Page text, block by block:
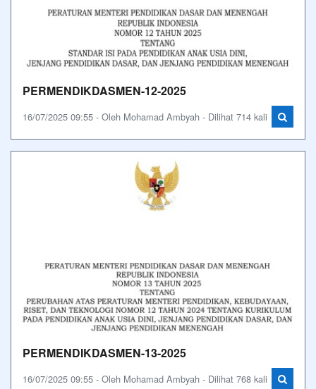
PERMENDIKDASMEN-12-2025
16/07/2025 09:55 - Oleh Mohamad Ambyah - Dilihat 714 kali
PERMENDIKDASMEN-13-2025
16/07/2025 09:55 - Oleh Mohamad Ambyah - Dilihat 768 kali